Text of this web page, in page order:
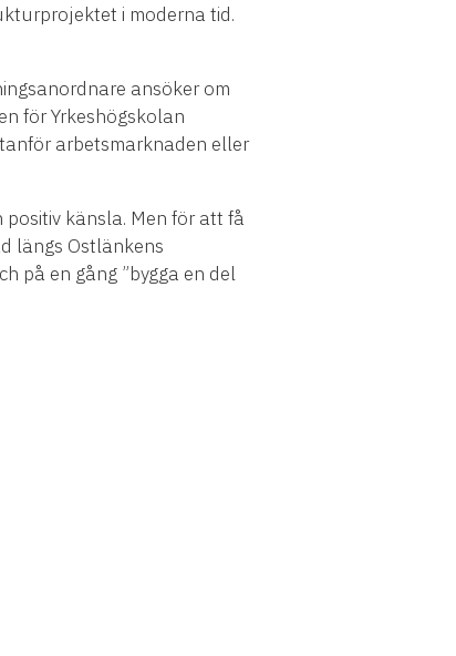
i moderna tid.
ansöker om
för Yrkeshögskolan
arbetsmarknaden eller
känsla. Men för att få
längs Ostlänkens
på en gång ”bygga en del